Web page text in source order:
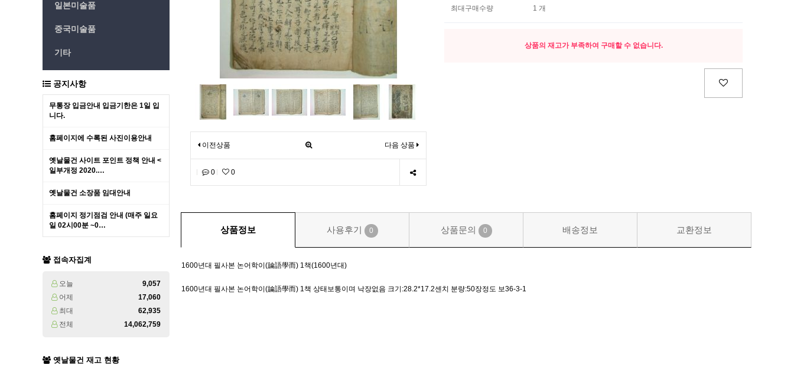
일본미술품
중국미술품
기타
공지사항
무통장 입금안내 입금기한은 1일 입
니다.
홈페이지에 수록된 사진이용안내
옛날물건 사이트 포인트 정책 안내 <
일부개정 2020.…
옛날물건 소장품 임대안내
홈페이지 정기점검 안내 (매주 일요
일 02시00분 ~0…
접속자집계
오늘
9,057
어제
17,060
최대
62,935
전체
14,062,759
옛날물건 재고 현황
이전상품 다음 상품
0 0
최대구매수량
1 개
상품의 재고가 부족하여 구매할 수 없습니다.
상품정보 사용후기 0 상품문의 0 배송정보 교환정보
1600년대 필사본 논어학이(論語學而) 1책(1600년대)
1600년대 필사본 논어학이(論語學而) 1책 상태보통이며 낙장없음 크기:28.2*17.2센치 분량:50장정도 보36-3-1